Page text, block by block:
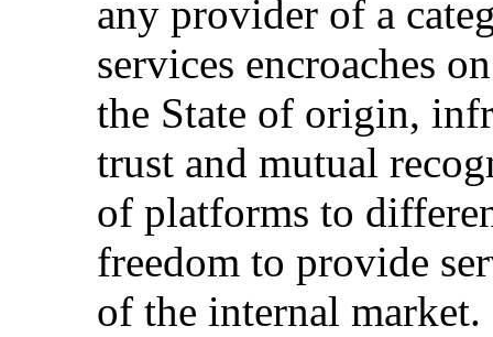
any provider of a
services encroaches
the State of origin,
trust and mutual
of platforms to
freedom to provide
of the internal market.